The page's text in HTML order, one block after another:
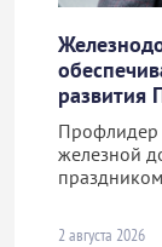
развития
Профлидер
железной
праздником
2 августа 2026